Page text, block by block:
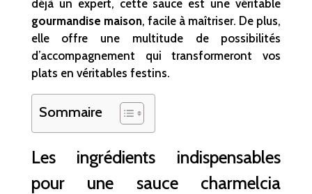
déjà un expert, cette sauce est une véritable
gourmandise maison, facile à maîtriser. De plus,
elle offre une multitude de possibilités
d’accompagnement qui transformeront vos
plats en véritables festins.
Sommaire
Les ingrédients indispensables
pour une sauce charmelcia